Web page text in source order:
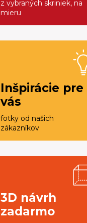
z vybraných skriniek, na
mieru
Inšpirácie pre
vás
fotky od našich
zákazníkov
3D návrh
zadarmo